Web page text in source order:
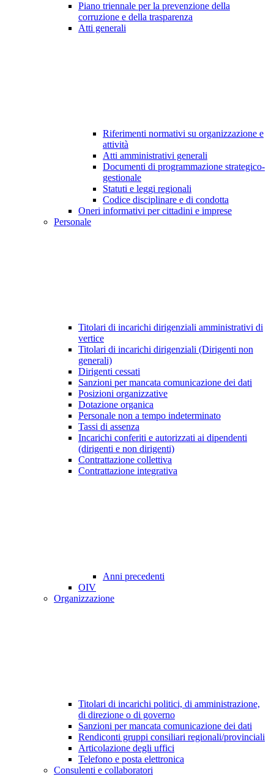
Piano triennale per la prevenzione della
corruzione e della trasparenza
Atti generali
Riferimenti normativi su organizzazione e
attività
Atti amministrativi generali
Documenti di programmazione strategico-
gestionale
Statuti e leggi regionali
Codice disciplinare e di condotta
Oneri informativi per cittadini e imprese
Personale
Titolari di incarichi dirigenziali amministrativi di
vertice
Titolari di incarichi dirigenziali (Dirigenti non
generali)
Dirigenti cessati
Sanzioni per mancata comunicazione dei dati
Posizioni organizzative
Dotazione organica
Personale non a tempo indeterminato
Tassi di assenza
Incarichi conferiti e autorizzati ai dipendenti
(dirigenti e non dirigenti)
Contrattazione collettiva
Contrattazione integrativa
Anni precedenti
OIV
Organizzazione
Titolari di incarichi politici, di amministrazione,
di direzione o di governo
Sanzioni per mancata comunicazione dei dati
Rendiconti gruppi consiliari regionali/provinciali
Articolazione degli uffici
Telefono e posta elettronica
Consulenti e collaboratori